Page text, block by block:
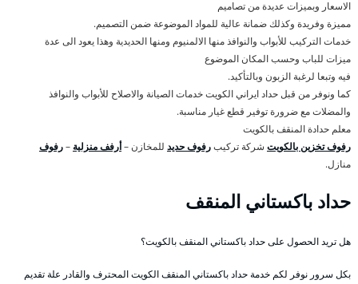
الاسعار وبميزات عديدة من تصاميم
مميزة وفريدة وكذلك ضمانة عالية للمواد الموضوعة ضمن التصميم.
خدمات التركيب للأبواب والنوافذ منها الالمنيوم ومنها الحديدية وهذا يعود الى عدة
ميزات للباب وحسب المكان الموضوع
فيه وتبعا لرغبة الزبون وبالتأكيد.
كما ونوفر من قبل حداد ايراني الكويت خدمات الصيانة والاصلاح للأبواب والنوافذ
والمضلات مع ضرورة توفير قطع غيار مناسبة.
معلم حدادة المنقف بالكويت
رفوف تخزين بالكويت شركة تركيبرفوف حديد للمخازن –أرفف منزلية –رفوف
منازل.
حداد باكستاني المنقف
هل تريد الحصول على حداد باكستاني المنقف بالكويت؟
بكل سرور نوفر لكم خدمة حداد باكستاني المنقف الكويت المحترف والقادر علة تقديم